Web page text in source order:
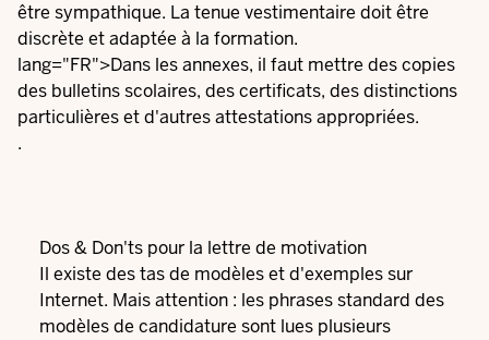
être sympathique. La tenue vestimentaire doit être
discrète et adaptée à la formation.
lang="FR">Dans les annexes, il faut mettre des copies
des bulletins scolaires, des certificats, des distinctions
particulières et d'autres attestations appropriées.
.
Dos & Don'ts pour la lettre de motivation
Il existe des tas de modèles et d'exemples sur
Internet. Mais attention : les phrases standard des
modèles de candidature sont lues plusieurs